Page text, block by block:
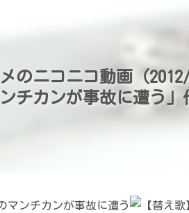
のニコニコ動画（
チカンが事故に遭う」